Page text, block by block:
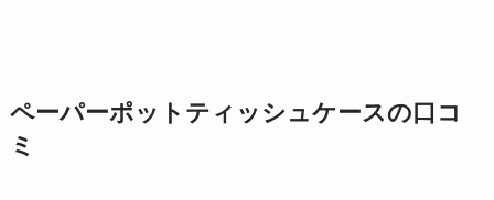
ペーパーポットティッシュケースの口コ
ミ